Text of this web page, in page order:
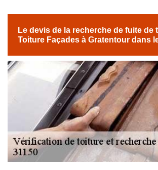
Le devis de la recherche de fuite de
Toiture Façades à Gratentour dans